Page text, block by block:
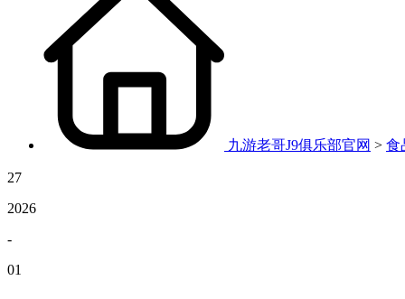
九游老哥J9俱乐部官网 > 食
27
2026
-
01